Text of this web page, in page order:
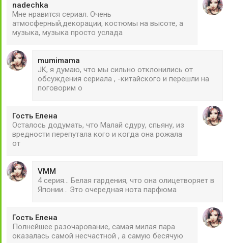
nadechka
Мне нравится сериал. Очень
атмосферный,декорации, костюмы на высоте, а
музыка, музыка просто услада
mumimama
JK, я думаю, что мы сильно отклонились от
обсуждения сериала , -китайского и перешли на
поговорим о
Гость Елена
Осталось додумать, что Малай сдуру, спьяну, из
вредности перепутала кого и когда она рожала
от
VMM
4 серия... Белая гардения, что она олицетворяет в
Японии... Это очередная нота парфюма
Гость Елена
Полнейшее разочарование, самая милая пара
оказалась самой несчастной , а самую бесячую